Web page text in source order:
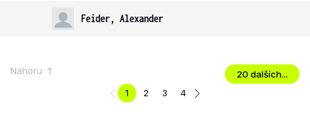
Feider, Alexander
Nahoru
20 dalších...
1
2 3 4